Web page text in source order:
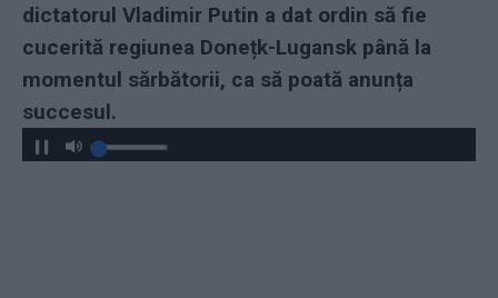
dictatorul Vladimir Putin a dat ordin să fie
cucerită regiunea Donețk-Lugansk până la
momentul sărbătorii, ca să poată anunța
succesul.